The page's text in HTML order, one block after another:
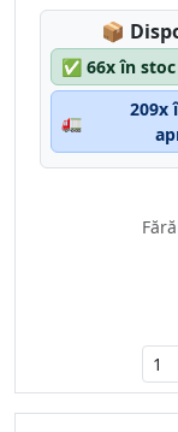
📦
✅ 66x în
🚛
209x